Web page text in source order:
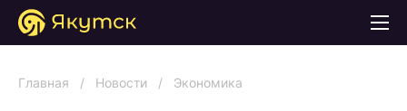
Главная / Новости / Экономика